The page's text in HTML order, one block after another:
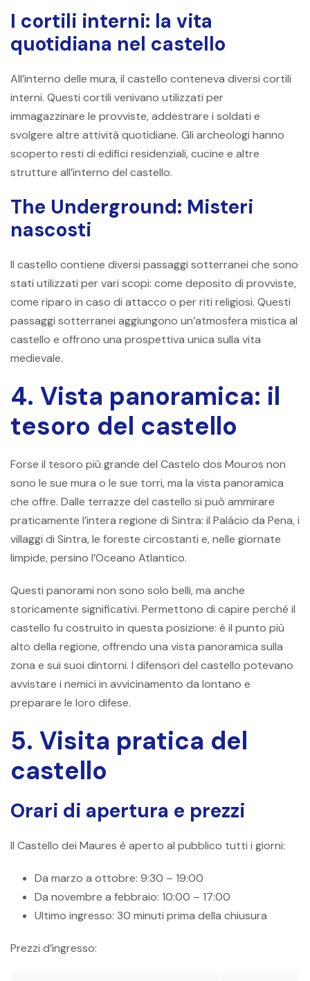
I cortili interni: la vita
quotidiana nel castello
All’interno delle mura, il castello conteneva diversi cortili
interni. Questi cortili venivano utilizzati per
immagazzinare le provviste, addestrare i soldati e
svolgere altre attività quotidiane. Gli archeologi hanno
scoperto resti di edifici residenziali, cucine e altre
strutture all’interno del castello.
The Underground: Misteri
nascosti
Il castello contiene diversi passaggi sotterranei che sono
stati utilizzati per vari scopi: come deposito di provviste,
come riparo in caso di attacco o per riti religiosi. Questi
passaggi sotterranei aggiungono un’atmosfera mistica al
castello e offrono una prospettiva unica sulla vita
medievale.
4. Vista panoramica: il
tesoro del castello
Forse il tesoro più grande del Castelo dos Mouros non
sono le sue mura o le sue torri, ma la vista panoramica
che offre. Dalle terrazze del castello si può ammirare
praticamente l’intera regione di Sintra: il Palácio da Pena, i
villaggi di Sintra, le foreste circostanti e, nelle giornate
limpide, persino l’Oceano Atlantico.
Questi panorami non sono solo belli, ma anche
storicamente significativi. Permettono di capire perché il
castello fu costruito in questa posizione: è il punto più
alto della regione, offrendo una vista panoramica sulla
zona e sui suoi dintorni. I difensori del castello potevano
avvistare i nemici in avvicinamento da lontano e
preparare le loro difese.
5. Visita pratica del
castello
Orari di apertura e prezzi
Il Castello dei Maures è aperto al pubblico tutti i giorni:
Da marzo a ottobre: ​​9:30 – 19:00
Da novembre a febbraio: 10:00 – 17:00
Ultimo ingresso: 30 minuti prima della chiusura
Prezzi d’ingresso: